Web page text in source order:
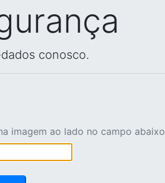
conosco.
imagem ao lado no campo abaixo